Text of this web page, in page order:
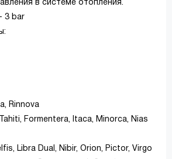
в системе отопления.
3 bar
Rinnova
Formentera, Itaca, Minorca, Nias
Libra Dual, Nibir, Orion, Pictor, Virgo